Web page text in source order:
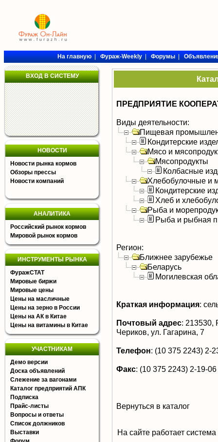
На главную|Фураж-Weekly|Форумы|
ВХОД В СИСТЕМУ
НОВОСТИ
Новости рынка кормов
Обзоры прессы
Новости компаний
АНАЛИТИКА
Российский рынок кормов
Мировой рынок кормов
ИНСТРУМЕНТЫ РЫНКА
ФуражСТАТ
Мировые биржи
Мировые цены
Цены на масличные
Цены на зерно в России
Цены на АК в Китае
Цены на витамины в Китае
УЧАСТНИКАМ
Демо версии
Доска объявлений
Слежение за вагонами
Каталог предприятий АПК
Подписка
Прайс-листы
Вопросы и ответы
Список должников
Выставки
ПРЕДПРИЯТИЕ
Виды деятельности:
Пищевая
Кондитерские
Мясо и
Мясопродукты
Колбасные
Хлебобулочные и
Кондитерские
Хлеб и
Рыба и
Рыба и рыбная
Регион:
Ближнее зарубежье
Беларусь
Могилевская
Краткая информация:
Почтовый адрес: 213530,
Чериков, ул. Гагарина, 7
Телефон: (10 375 2243) 2-
Факс: (10 375 2243) 2-19-06
Вернуться в каталог
На сайте работает